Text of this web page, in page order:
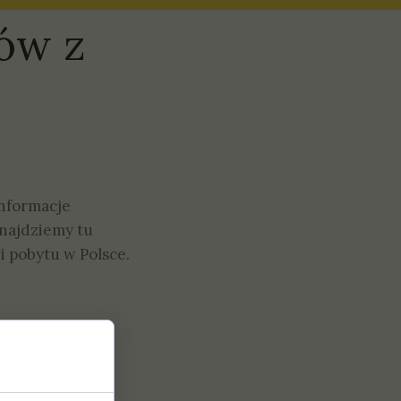
z
tu
w Polsce.
z-